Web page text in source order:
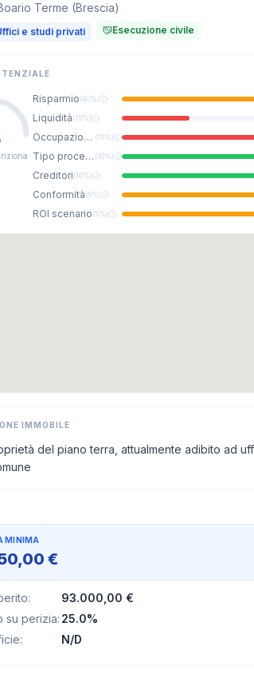
Terme (Brescia)
e studi privati Esecuzione civile
Risparmio(40%)
Liquidità(15%)
Occupazione (15%)
Tipo procedura (10%)
Creditori(10%)
Conformità(5%)
ROI scenario(5%)
IMMOBILE
del piano terra, attualmente adibito ad
MINIMA
€
:
93.000,00 €
su perizia: 25.0%
: N/D